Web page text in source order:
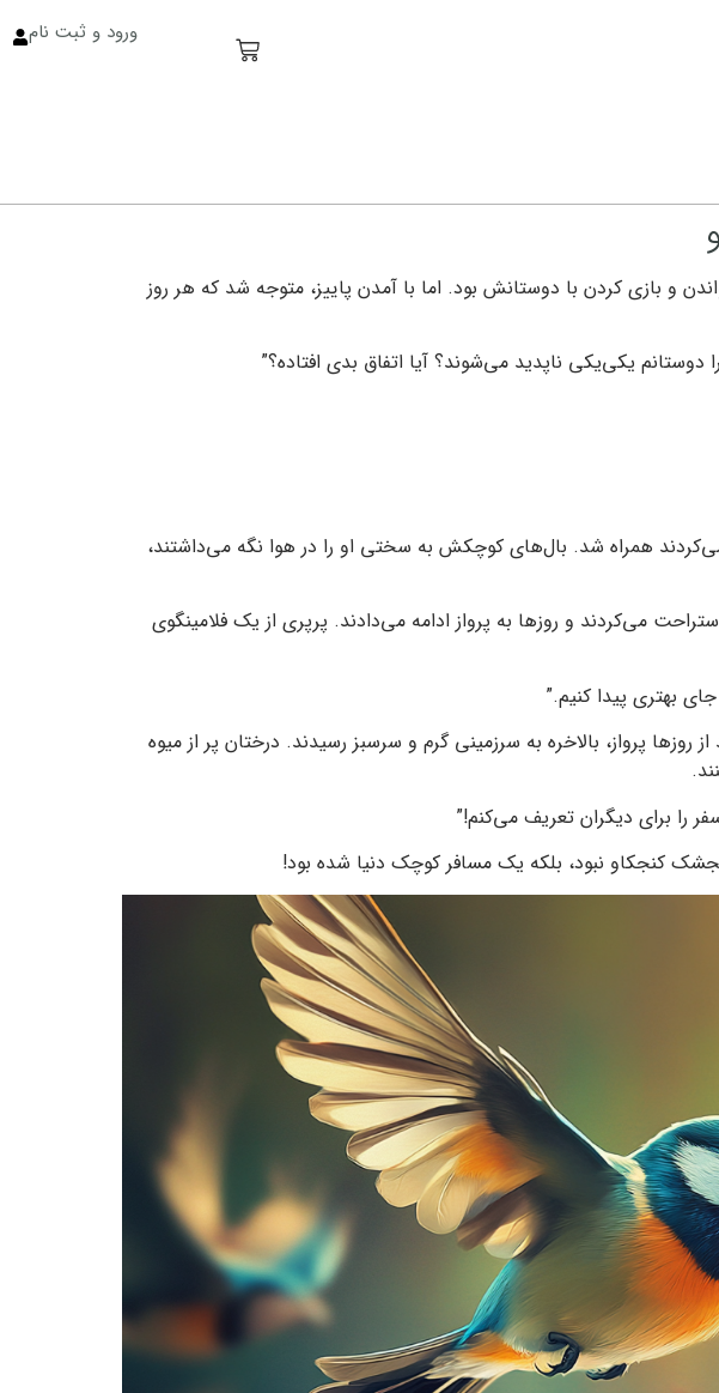
ورود و ثبت نام
و بازی کردن با دوستانش بود. اما با آمدن پاییز، متوجه شد که هر روز
یکی‌یکی ناپدید می‌شوند؟ آیا اتفاق بدی افتاده؟”
همراه شد. بال‌های کوچکش به سختی او را در هوا نگه می‌داشتند،
می‌کردند و روزها به پرواز ادامه می‌دادند. پرپری از یک فلامینگوی
بهتری پیدا کنیم.”
پرواز، بالاخره به سرزمینی گرم و سرسبز رسیدند. درختان پر از میوه
را برای دیگران تعریف می‌کنم!”
کنجکاو نبود، بلکه یک مسافر کوچک دنیا شده بود!